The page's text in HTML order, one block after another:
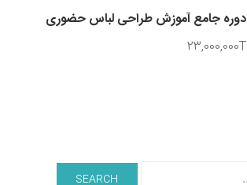
دوره جامع آموزش طراحی لباس حضوری
23,000,000T